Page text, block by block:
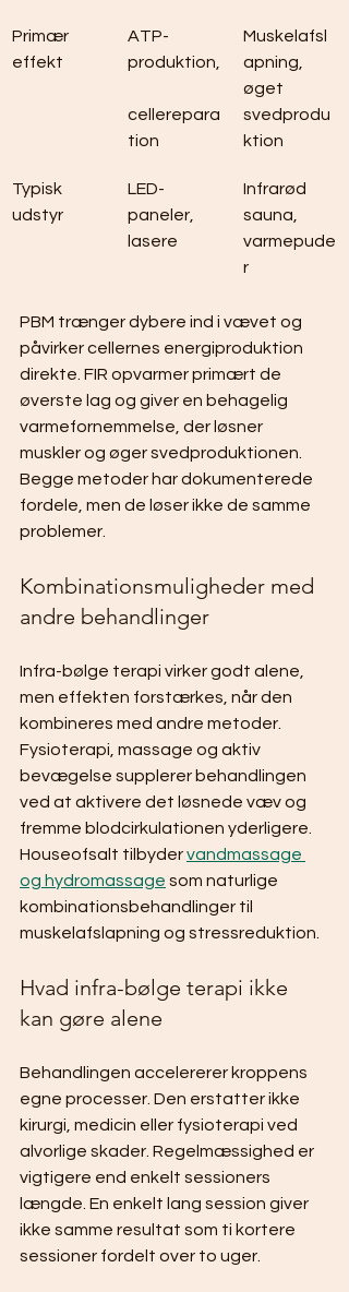
Primær
effekt
ATP-
produktion,
cellerepara
tion
Muskelafsl
apning,
øget
svedprodu
ktion
Typisk
udstyr
LED-
paneler,
lasere
Infrarød
sauna,
varmepude
r
PBM trænger dybere ind i vævet og
påvirker cellernes energiproduktion
direkte. FIR opvarmer primært de
øverste lag og giver en behagelig
varmefornemmelse, der løsner
muskler og øger svedproduktionen.
Begge metoder har dokumenterede
fordele, men de løser ikke de samme
problemer.
Kombinationsmuligheder med
andre behandlinger
Infra-bølge terapi virker godt alene,
men effekten forstærkes, når den
kombineres med andre metoder.
Fysioterapi, massage og aktiv
bevægelse supplerer behandlingen
ved at aktivere det løsnede væv og
fremme blodcirkulationen yderligere.
Houseofsalt tilbyder vandmassage
og hydromassage som naturlige
kombinationsbehandlinger til
muskelafslapning og stressreduktion.
Hvad infra-bølge terapi ikke
kan gøre alene
Behandlingen accelererer kroppens
egne processer. Den erstatter ikke
kirurgi, medicin eller fysioterapi ved
alvorlige skader. Regelmæssighed er
vigtigere end enkelt sessioners
længde. En enkelt lang session giver
ikke samme resultat som ti kortere
sessioner fordelt over to uger.